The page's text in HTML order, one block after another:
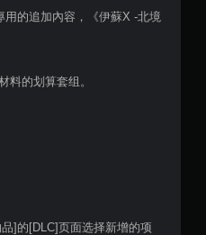
，
的追加內容，《伊蘇X -北境
料的划算套组。
]的[DLC]页面选择新增的项